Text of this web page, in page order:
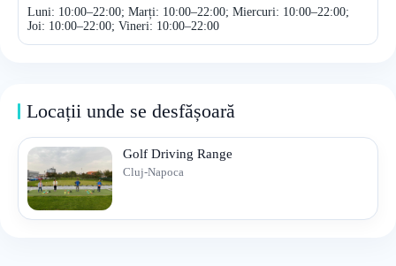
Luni: 10:00–22:00; Marți: 10:00–22:00; Miercuri: 10:00–22:00;
Joi: 10:00–22:00; Vineri: 10:00–22:00
Locații unde se desfășoară
Golf Driving Range
Cluj-Napoca